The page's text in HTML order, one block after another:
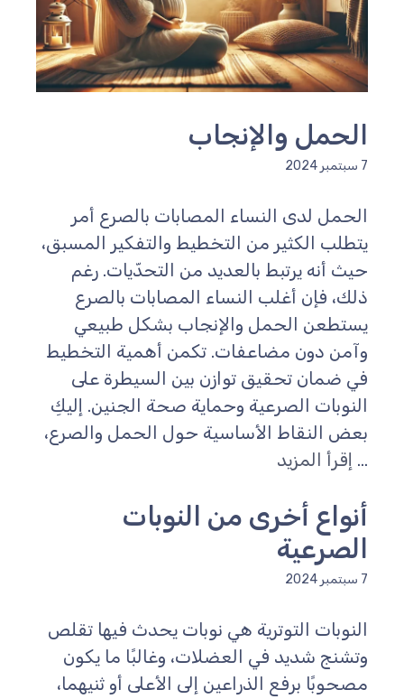
والإنجاب
لدى النساء المصابات بالصرع أمر
الكثير من التخطيط والتفكير المسبق،
أنه يرتبط بالعديد من التحدّيات. رغم
فإن أغلب النساء المصابات بالصرع
الحمل والإنجاب بشكل طبيعي
دون مضاعفات. تكمن أهمية التخطيط
ضمان تحقيق توازن بين السيطرة على
الصرعية وحماية صحة الجنين. إليكِ
النقاط الأساسية حول الحمل والصرع،
إقرأ المزيد
أخرى من النوبات
التوترية هي نوبات يحدث فيها تقلص
شديد في العضلات، وغالبًا ما يكون
برفع الذراعين إلى الأعلى أو ثنيهما،